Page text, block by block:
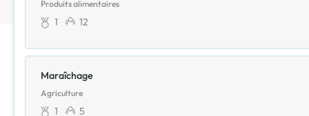
Produits alimentaires
1 12
Maraîchage
Agriculture
1 5